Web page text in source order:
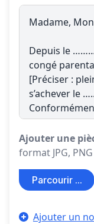
Ajouter une
format JPG,
Parcourir ...
Ajouter un